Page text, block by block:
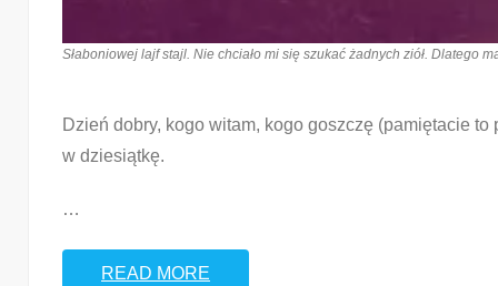
Słaboniowej lajf stajl. Nie chciało mi się szukać żadnych ziół. Dlatego
Dzień dobry, kogo witam, kogo goszczę (pamiętacie
w dziesiątkę.
…
READ MORE